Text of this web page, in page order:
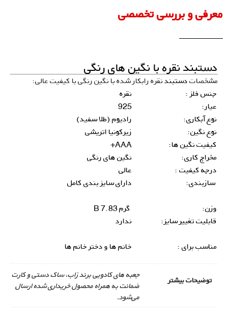
معرفی و بررسی تخصصی
دستبند نقره با نگین های رنگی
مشخصاتدستبندنقره رابکار شده با نگین رنگی با کیفیت عالی:
جنس فلز :
نقره
عیار:
925
نوع آبکاری:
رادیوم (طلا سفید)
نوع نگین:
زیرکونیا اتریشی
کیفیت نگین ها:
AAA+
مخراج کاری:
نگین های رنگی
درجه کیفیت :
عالی
سازبندی:
دارای سایز بندی کامل
وزن:
گرم B 7.83
قابلیت تغییر سایز:
ندارد
مناسب برای : خانم ها و دختر خانم ها
توضیحات بیشتر
جعبه های کادویی برند زاب، ساک دستی و کارت
ضمانت به همراه محصول خریداری شده ارسال
می‌شود.